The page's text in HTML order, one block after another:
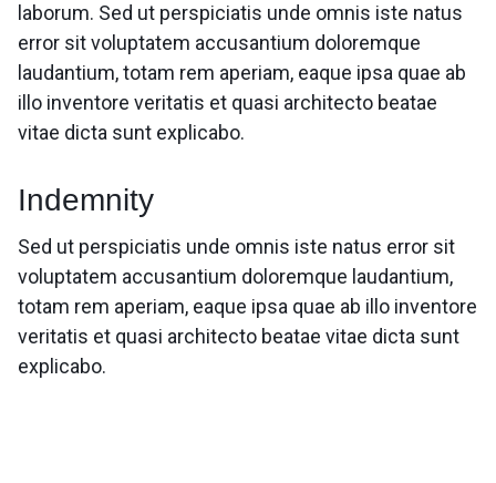
laborum. Sed ut perspiciatis unde omnis iste natus
error sit voluptatem accusantium doloremque
laudantium, totam rem aperiam, eaque ipsa quae ab
illo inventore veritatis et quasi architecto beatae
vitae dicta sunt explicabo.
Indemnity
Sed ut perspiciatis unde omnis iste natus error sit
voluptatem accusantium doloremque laudantium,
totam rem aperiam, eaque ipsa quae ab illo inventore
veritatis et quasi architecto beatae vitae dicta sunt
explicabo.